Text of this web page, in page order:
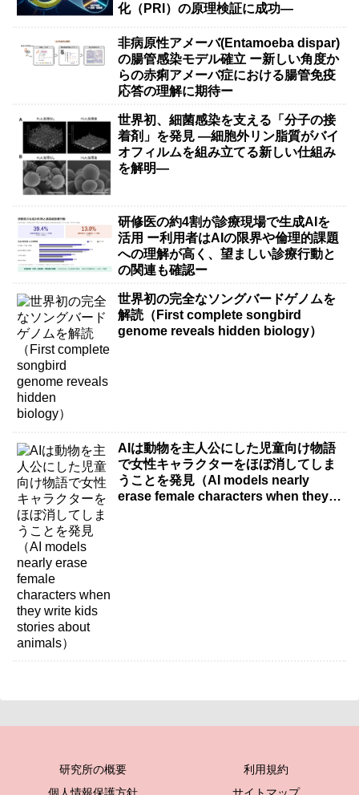
化（PRI）の原理検証に成功―
非病原性アメーバ(Entamoeba dispar)
の腸管感染モデル確立 ー新しい角度か
らの赤痢アメーバ症における腸管免疫
応答の理解に期待ー
世界初、細菌感染を支える「分子の接
着剤」を発見 ―細胞外リン脂質がバイ
オフィルムを組み立てる新しい仕組み
を解明―
研修医の約4割が診療現場で生成AIを
活用 ー利用者はAIの限界や倫理的課題
への理解が高く、望ましい診療行動と
の関連も確認ー
世界初の完全なソングバードゲノムを
解読（First complete songbird
genome reveals hidden biology）
AIは動物を主人公にした児童向け物語
で女性キャラクターをほぼ消してしま
うことを発見（AI models nearly
erase female characters when they
研究所の概要
利用規約